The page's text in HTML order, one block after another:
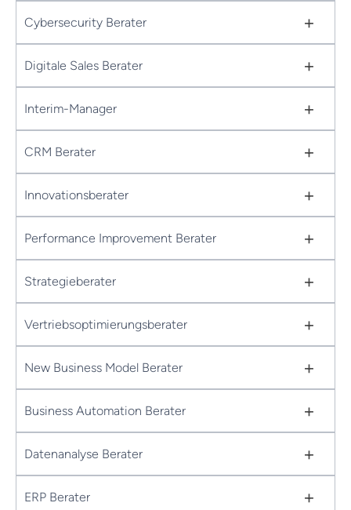
Cybersecurity Berater +
Digitale Sales Berater +
Interim-Manager +
CRM Berater +
Innovationsberater +
Performance Improvement Berater +
Strategieberater +
Vertriebsoptimierungsberater +
New Business Model Berater +
Business Automation Berater +
Datenanalyse Berater +
ERP Berater +